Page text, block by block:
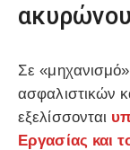
Σε «μηχανισμό»
ασφαλιστικών
εξελίσσονται
Εργασίας και